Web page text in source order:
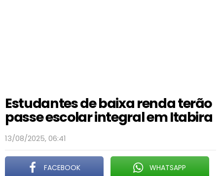
Estudantes de baixa renda terão
passe escolar integral em Itabira
13/08/2025, 06:41
FACEBOOK WHATSAPP